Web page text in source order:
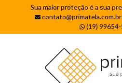
Sua maior proteção é a sua
contato@primatela.com.br
(19)